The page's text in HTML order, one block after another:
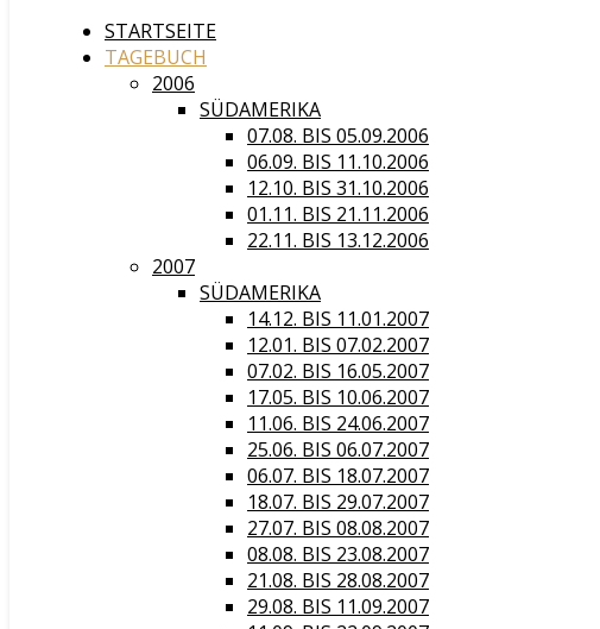
STARTSEITE
TAGEBUCH
2006
SÜDAMERIKA
07.08. BIS 05.09.2006
06.09. BIS 11.10.2006
12.10. BIS 31.10.2006
01.11. BIS 21.11.2006
22.11. BIS 13.12.2006
2007
SÜDAMERIKA
14.12. BIS 11.01.2007
12.01. BIS 07.02.2007
07.02. BIS 16.05.2007
17.05. BIS 10.06.2007
11.06. BIS 24.06.2007
25.06. BIS 06.07.2007
06.07. BIS 18.07.2007
18.07. BIS 29.07.2007
27.07. BIS 08.08.2007
08.08. BIS 23.08.2007
21.08. BIS 28.08.2007
29.08. BIS 11.09.2007